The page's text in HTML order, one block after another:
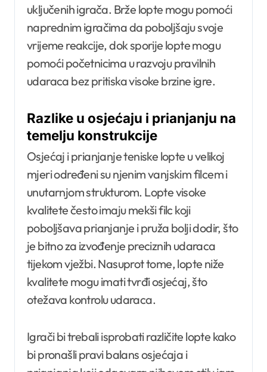
uključenih igrača. Brže lopte mogu pomoći
naprednim igračima da poboljšaju svoje
vrijeme reakcije, dok sporije lopte mogu
pomoći početnicima u razvoju pravilnih
udaraca bez pritiska visoke brzine igre.
Razlike u osjećaju i prianjanju na
temelju konstrukcije
Osjećaj i prianjanje teniske lopte u velikoj
mjeri određeni su njenim vanjskim filcem i
unutarnjom strukturom. Lopte visoke
kvalitete često imaju mekši filc koji
poboljšava prianjanje i pruža bolji dodir, što
je bitno za izvođenje preciznih udaraca
tijekom vježbi. Nasuprot tome, lopte niže
kvalitete mogu imati tvrđi osjećaj, što
otežava kontrolu udaraca.
Igrači bi trebali isprobati različite lopte kako
bi pronašli pravi balans osjećaja i